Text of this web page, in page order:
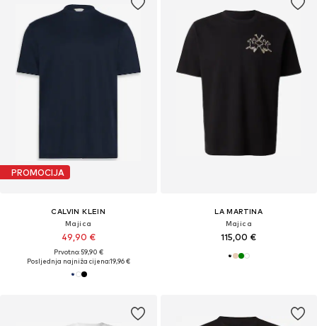
PROMOCIJA
CALVIN KLEIN
Majica
49,90 €
Prvotno: 59,90 €
Posljednja najniža cijena:19,96 €
LA MARTINA
Majica
115,00 €